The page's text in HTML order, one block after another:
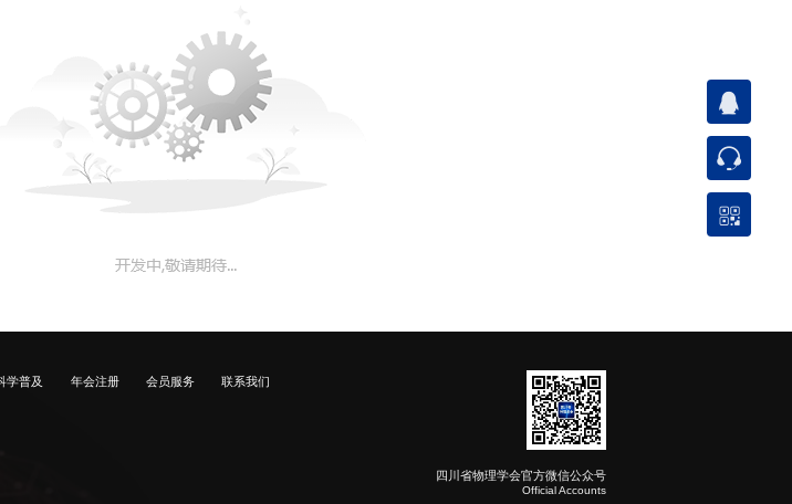
学普及 年会注册 会员服务 联系我们
四川省物理学会官方微信公众号
Official Accounts